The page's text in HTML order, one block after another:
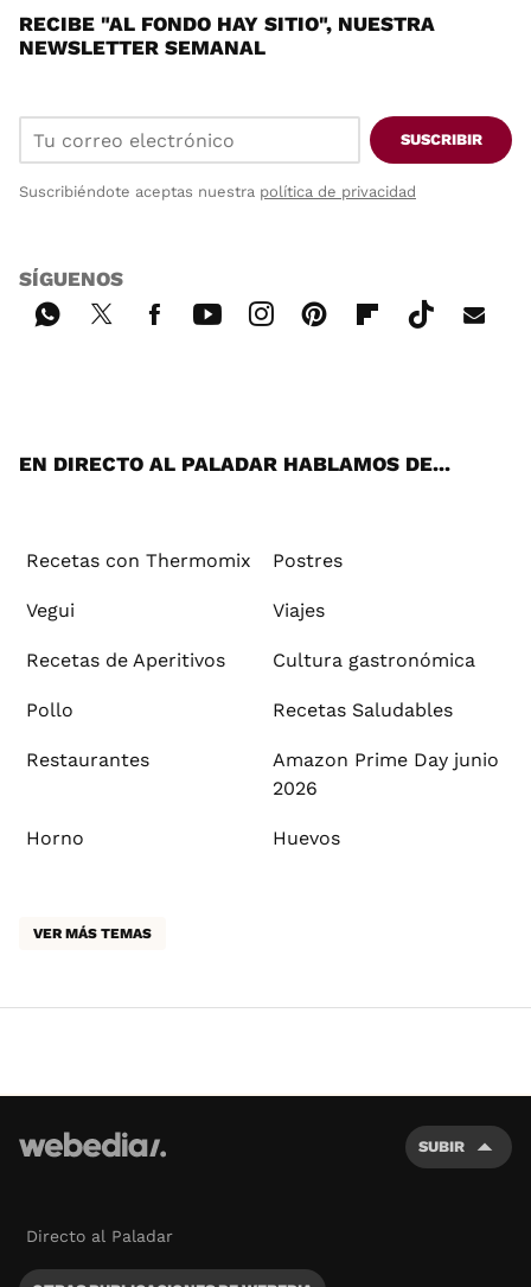
RECIBE "AL FONDO HAY SITIO", NUESTRA
NEWSLETTER SEMANAL
SUSCRIBIR
Suscribiéndote aceptas nuestra política de privacidad
SÍGUENOS
EN DIRECTO AL PALADAR HABLAMOS DE...
Recetas con Thermomix Postres
Vegui Viajes
Recetas de Aperitivos Cultura gastronómica
Pollo Recetas Saludables
Restaurantes
Amazon Prime Day junio
2026
Horno Huevos
VER MÁS TEMAS
SUBIR
Directo al Paladar